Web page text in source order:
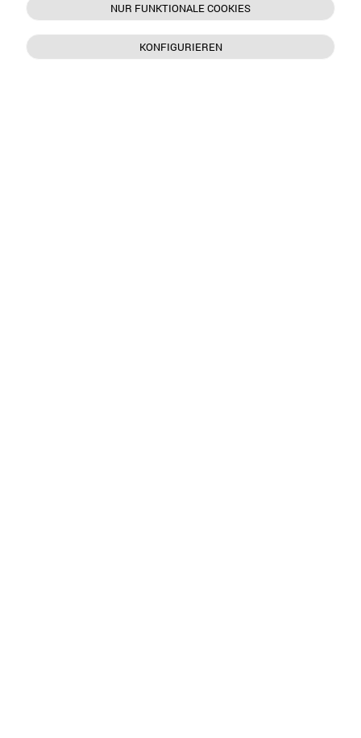
NUR FUNKTIONALE COOKIES
KONFIGURIEREN